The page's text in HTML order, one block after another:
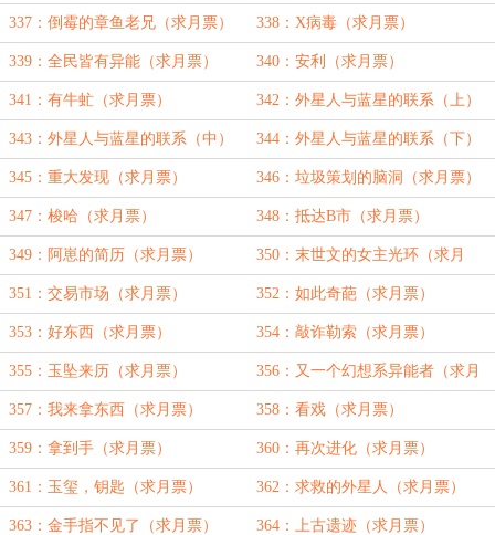
337：倒霉的章鱼老兄（求月票） 338：X病毒（求月票）
339：全民皆有异能（求月票） 340：安利（求月票）
341：有牛虻（求月票） 342：外星人与蓝星的联系（上）
343：外星人与蓝星的联系（中） 344：外星人与蓝星的联系（下）
345：重大发现（求月票） 346：垃圾策划的脑洞（求月票）
347：梭哈（求月票） 348：抵达B市（求月票）
349：阿崽的简历（求月票） 350：末世文的女主光环（求月
票）
351：交易市场（求月票） 352：如此奇葩（求月票）
353：好东西（求月票） 354：敲诈勒索（求月票）
355：玉坠来历（求月票） 356：又一个幻想系异能者（求月
票）
357：我来拿东西（求月票） 358：看戏（求月票）
359：拿到手（求月票） 360：再次进化（求月票）
361：玉玺，钥匙（求月票） 362：求救的外星人（求月票）
363：金手指不见了（求月票） 364：上古遗迹（求月票）